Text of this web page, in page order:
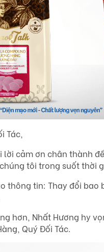
Tác,
cảm ơn chân thành
tôi trong suốt thời
thông tin: Thay đổi bao
hơn, Nhất Hương hy
Quý Đối Tác.